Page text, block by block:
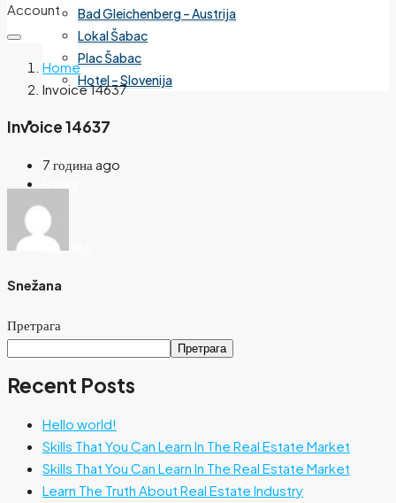
Bad Gleichenberg – Austrija
Lokal Šabac
Plac Šabac
Hotel – Slovenija
Informacije
Kontakt
Account
Home
Invoice 14637
Invoice 14637
7 година ago
Snežana
Претрага
Претрага
Recent Posts
Hello world!
Skills That You Can Learn In The Real Estate Market
Skills That You Can Learn In The Real Estate Market
Learn The Truth About Real Estate Industry